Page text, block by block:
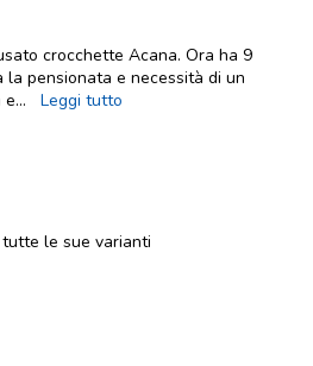
crocchette Acana. Ora ha 9
la pensionata e necessità di un
e... Leggi tutto
le sue varianti